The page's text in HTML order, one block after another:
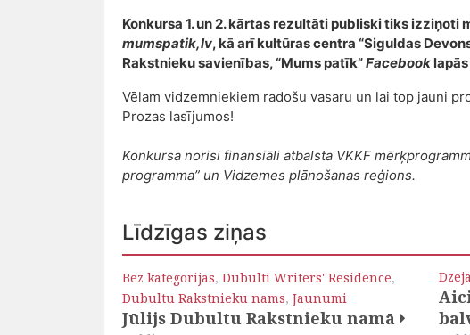
Konkursa 1. un 2. kārtas rezultāti publiski tiks izziņoti
mumspatik,lv, kā arī kultūras centra “Siguldas
Rakstnieku savienības, “Mums patīk”Facebook
Vēlam vidzemniekiem radošu vasaru un lai top jauni
Prozas lasījumos!
Konkursa norisi finansiāli atbalsta VKKF
programma” un Vidzemes plānošanas reģions.
Līdzīgas ziņas
Bez kategorijas, Dubulti Writers' Residence,
Dubultu Rakstnieku nams, Jaunumi
Jūlijs Dubultu Rakstnieku namā